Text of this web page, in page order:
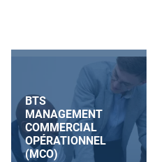
BTS
MANAGEMENT
COMMERCIAL
OPÉRATIONNEL
(MCO)